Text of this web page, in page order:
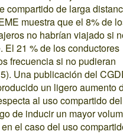
compartido de larga
muestra que el 8% de
no habrían viajado si
El 21 % de los conductores
frecuencia si no pudieran
Una publicación del
un ligero aumento
al uso compartido del
de inducir un mayor
el caso del uso